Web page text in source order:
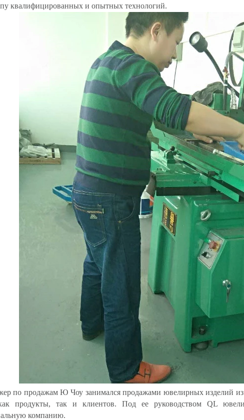
квалифицированных и опытных технологий.
по продажам Ю Чоу занимался продажами ювелирных изделий из
продукты, так и клиентов. Под ее руководством QL
компанию.